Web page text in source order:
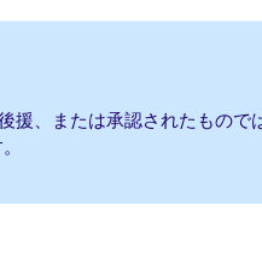
援、または承認されたもの